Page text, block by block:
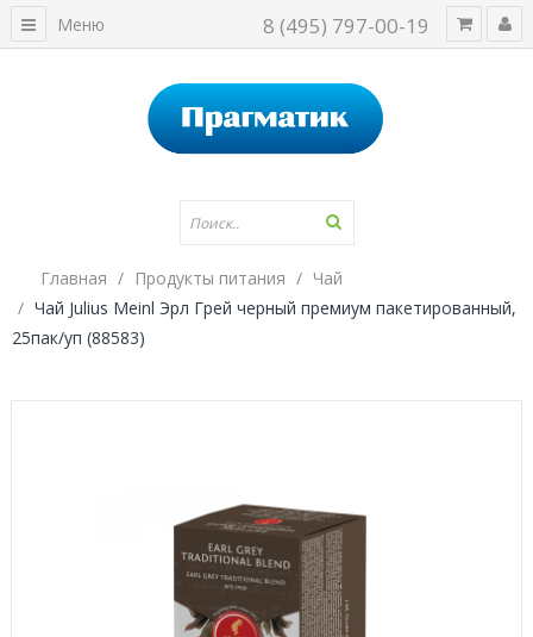
8 (495) 797-00-19
Меню
Главная Продукты питания
Чай
Чай Julius Meinl Эрл Грей черный премиум пакетированный,
25пак/уп (88583)